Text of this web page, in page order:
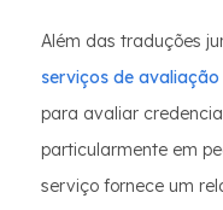
Além das traduções
serviços de
para avaliar
particularmente em
serviço fornece um